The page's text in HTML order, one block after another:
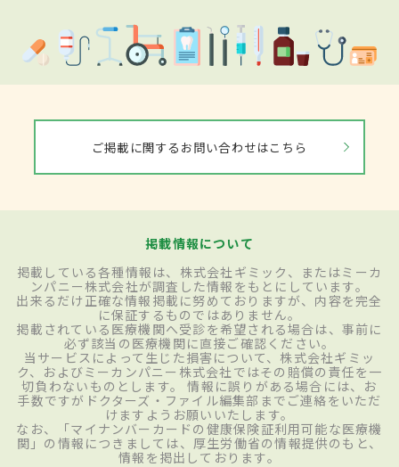
ご掲載に関するお問い合わせはこちら
掲載情報について
掲載している各種情報は、株式会社ギミック、またはミーカ
ンパニー株式会社が調査した情報をもとにしています。
出来るだけ正確な情報掲載に努めておりますが、内容を完全
に保証するものではありません。
掲載されている医療機関へ受診を希望される場合は、事前に
必ず該当の医療機関に直接ご確認ください。
当サービスによって生じた損害について、株式会社ギミッ
ク、およびミーカンパニー株式会社ではその賠償の責任を一
切負わないものとします。 情報に誤りがある場合には、お
手数ですがドクターズ・ファイル編集部までご連絡をいただ
けますようお願いいたします。
なお、「マイナンバーカードの健康保険証利用可能な医療機
関」の情報につきましては、厚生労働省の情報提供のもと、
情報を掲出しております。